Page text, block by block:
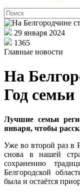
29 января 2024
1365
Главные новости
На
Год семьи
Лучшие семьи
января, чтобы
Уже во второй раз в
снова в нашей
сохранению
Белгородской
была и остаётся